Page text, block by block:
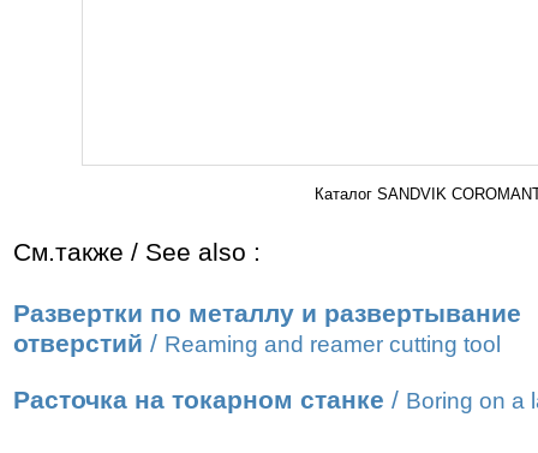
Каталог SANDVIK
См.также / See also :
Развертки по металлу и развертывание
отверстий / Reaming and reamer cutting tool
Расточка на токарном станке / Boring on a